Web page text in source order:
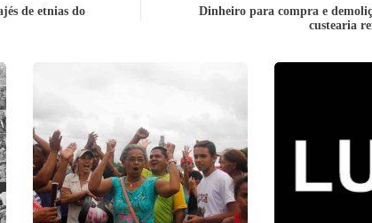
de etnias do
Dinheiro para compra e
custearia